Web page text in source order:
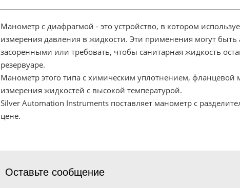
Манометр с диафрагмой - это устройство, в котором
измерения давления в жидкости. Эти применения могут
засоренными или требовать, чтобы санитарная жидкость
резервуаре.
Манометр этого типа с химическим уплотнением,
измерения жидкостей с высокой температурой.
Silver Automation Instruments поставляет манометр с
цене.
Оставьте сообщение